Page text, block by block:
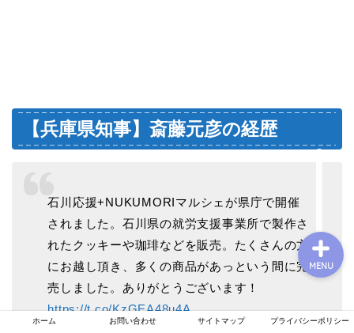
【兵庫県知事】斎藤元彦の経歴
石川応援+NUKUMORIマルシェが県庁で開催
されました。石川県の就労支援事業所で製作さ
れたクッキーや珈琲などを販売。たくさんの方
にお越し頂き、多くの商品があっという間に完
売しました。ありがとうございます！
https://t.co/KzGEA48u4A
ホーム お問い合わせ サイトマップ プライバシーポリシー
MENU
運営者情報